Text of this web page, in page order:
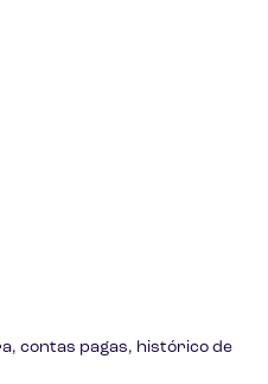
contas pagas, histórico de